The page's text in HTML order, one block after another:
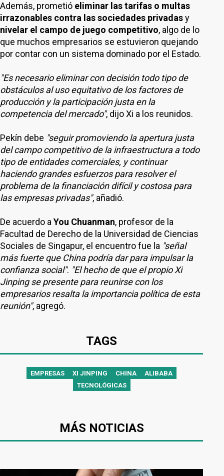
Además, prometió eliminar las tarifas o multas
irrazonables contra las sociedades privadasy
nivelar el campo de juego competitivo, algo de lo
que muchos empresarios se estuvieron quejando
por contar con un sistema dominado por el Estado.
"Es necesario eliminar con decisión todo tipo de
obstáculos al uso equitativo de los factores de
producción y la participación justa en la
competencia del mercado", dijo Xi a los reunidos.
Pekín debe "seguir promoviendo la apertura justa
del campo competitivo de la infraestructura a todo
tipo de entidades comerciales, y continuar
haciendo grandes esfuerzos para resolver el
problema de la financiación difícil y costosa para
las empresas privadas", añadió.
De acuerdo a You Chuanman, profesor de la
Facultad de Derecho de la Universidad de Ciencias
Sociales de Singapur, el encuentro fue la "señal
más fuerte que China podría dar para impulsar la
confianza social". "El hecho de que el propio Xi
Jinping se presente para reunirse con los
empresarios resalta la importancia política de esta
reunión", agregó.
TAGS
EMPRESAS XI JINPING CHINA
ALIBABA
TECNOLÓGICAS
MÁS NOTICIAS